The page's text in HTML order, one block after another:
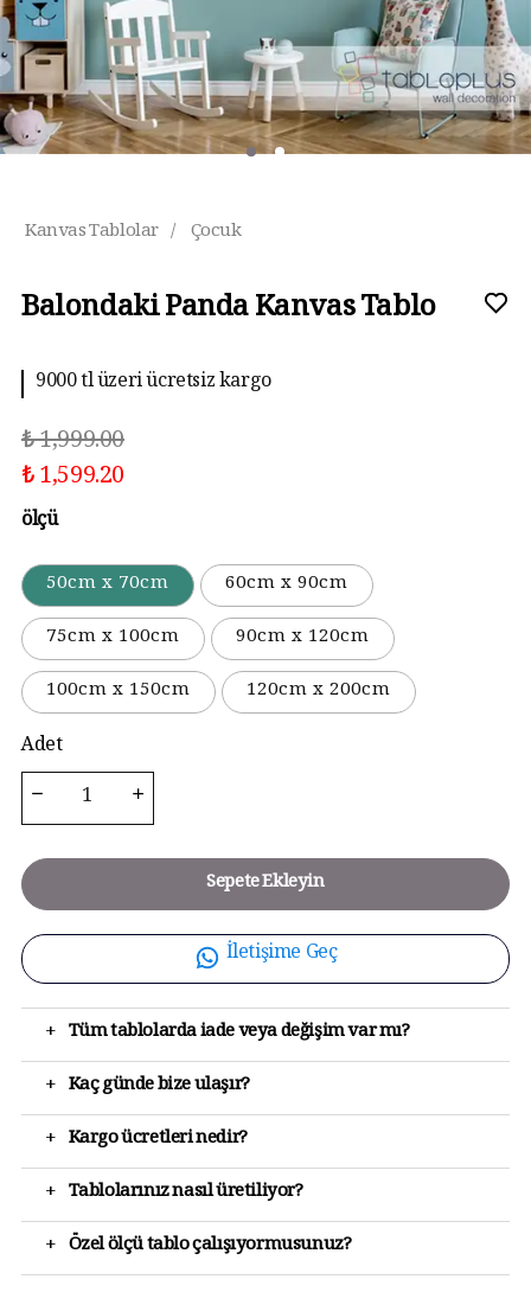
Kanvas Tablolar / Çocuk
Balondaki Panda Kanvas Tablo
9000 tl üzeri ücretsiz kargo
₺ 1,999.00
₺ 1,599.20
ölçü
50cm x 70cm
60cm x 90cm
75cm x 100cm
90cm x 120cm
100cm x 150cm
120cm x 200cm
Adet
Sepete Ekleyin
İletişime Geç
+ Tüm tablolarda iade veya değişim var mı?
+ Kaç günde bize ulaşır?
+ Kargo ücretleri nedir?
+ Tablolarınız nasıl üretiliyor?
+ Özel ölçü tablo çalışıyormusunuz?